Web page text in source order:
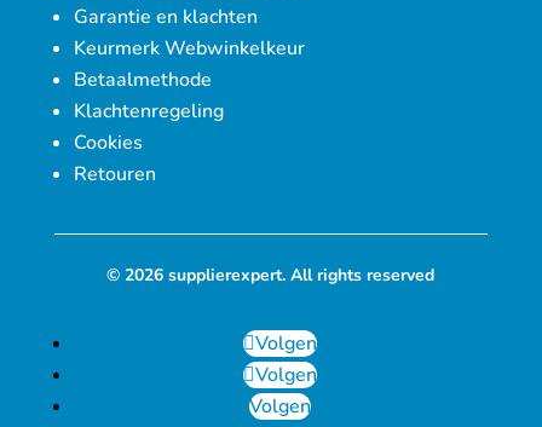
Garantie en klachten
Keurmerk Webwinkelkeur
Betaalmethode
Klachtenregeling
Cookies
Retouren
© 2026 supplierexpert. All rights reserved
Volgen
Volgen
Volgen